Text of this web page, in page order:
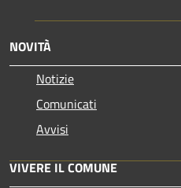
NOVITÀ
Notizie
Comunicati
Avvisi
VIVERE IL COMUNE